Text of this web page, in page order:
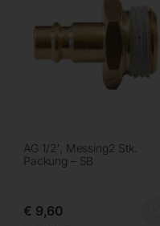
AG 1/2′, Messing2 Stk.
Packung – SB
€ 9,60